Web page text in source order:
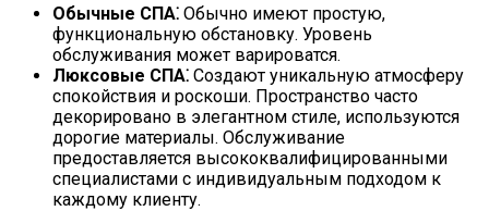
Обычные СПА⁚ Обычно имеют простую,
функциональную обстановку. Уровень
обслуживания может варироватся.
Люксовые СПА⁚ Создают уникальную атмосферу
спокойствия и роскоши. Пространство часто
декорировано в элегантном стиле, используются
дорогие материалы. Обслуживание
предоставляется высококвалифицированными
специалистами с индивидуальным подходом к
каждому клиенту.